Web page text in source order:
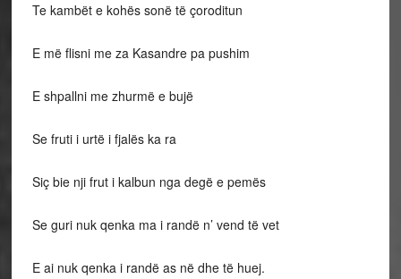
Te kambët e kohës sonë të çoroditun
E më flisni me za Kasandre pa pushim
E shpallni me zhurmë e bujë
Se fruti i urtë i fjalës ka ra
Siç bie nji frut i kalbun nga degë e pemës
Se guri nuk qenka ma i randë n’ vend të vet
E ai nuk qenka i randë as në dhe të huej.